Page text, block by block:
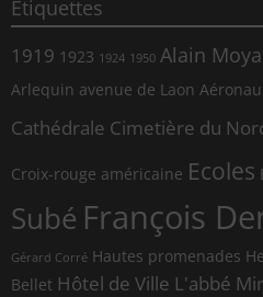
Étiquettes
1919 1923 1924 1950 Alain
Arlequin avenue de Laon
Cathédrale Cimetière du
Croix-rouge américaine Ecoles
Subé François
Gérard Corré Hautes promenades
Bellet Hôtel de Ville L'abbé